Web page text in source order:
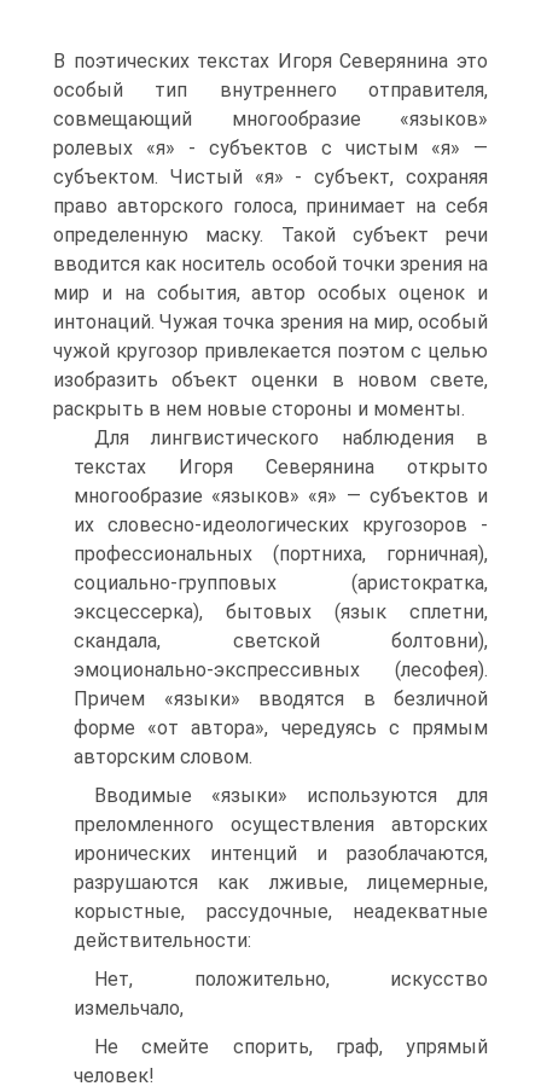
В поэтических текстах Иго­ря Северянина это
особый тип внутреннего отправителя,
совмещающий мно­гообразие «языков»
ролевых «я» - субъектов с чистым «я» —
субъектом. Чис­тый «я» - субъект, сохраняя
право авторского голоса, принимает на себя
опре­деленную маску. Такой субъект речи
вводится как носитель особой точки зре­ния на
мир и на события, автор особых оценок и
интонаций. Чужая точка зре­ния на мир, особый
чужой кругозор привлекается поэтом с целью
изобразить объект оценки в новом свете,
раскрыть в нем новые стороны и моменты.
Для лингвистического наблюдения в
текстах Игоря Северянина открыто
многообразие «языков» «я» — субъектов и
их словесно-идеологических круго­зоров -
профессиональных (портниха, горничная),
социально-групповых (ари­стократка,
эксцессерка), бытовых (язык сплетни,
скандала, светской болтов­ни),
эмоционально-экспрессивных (лесофея).
Причем «языки» вводятся в без­личной
форме «от автора», чередуясь с прямым
авторским словом.
Вводимые «языки» используются для
преломленного осуществления ав­торских
иронических интенций и разоблачаются,
разрушаются как лживые, ли­цемерные,
корыстные, рассудочные, неадекватные
действительности:
Нет, положительно, искусство
измельчало,
Не смейте спорить, граф, упрямый
человек!